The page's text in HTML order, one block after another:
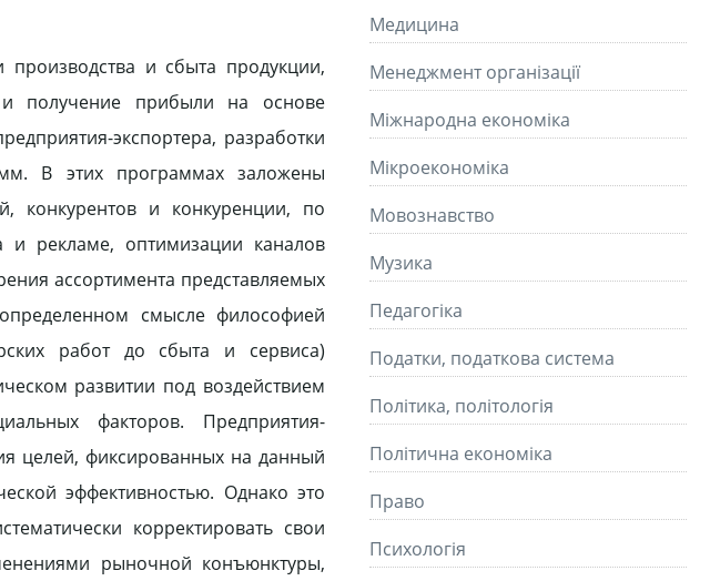
и сбыта продукции,
и получение прибыли на основе
экспортера, разработки
В этих программах заложены
конкурентов и конкуренции, по
рекламе, оптимизации каналов
ассортимента представляемых
смысле философией
работ до сбыта и сервиса)
развитии под воздействием
факторов. Предприятия-
целей, фиксированных на данный
эффективностью. Однако это
корректировать свои
рыночной конъюнктуры,
Медицина
Менеджмент організації
Міжнародна економіка
Мікроекономіка
Мовознавство
Музика
Педагогіка
Податки, податкова система
Політика, політологія
Політична економіка
Право
Психологія